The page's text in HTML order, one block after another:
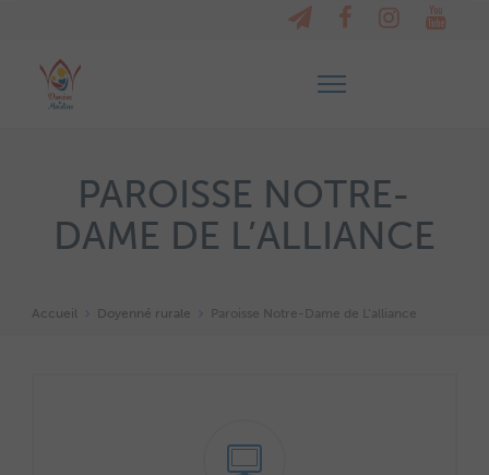
PAROISSE NOTRE-
DAME DE L’ALLIANCE
Accueil Doyenné rurale Paroisse Notre-Dame de L’alliance